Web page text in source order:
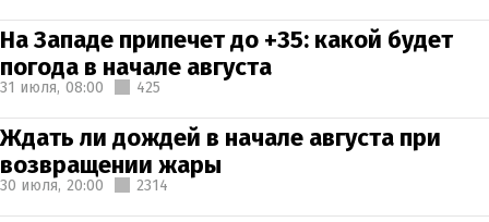
На Западе припечет до +35: какой будет
погода в начале августа
31 июля, 08:00 425
Ждать ли дождей в начале августа при
возвращении жары
30 июля, 20:00 2314